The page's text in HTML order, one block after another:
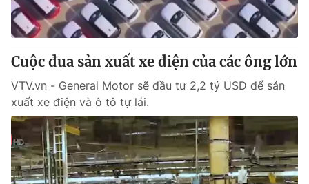
Cuộc đua sản xuất xe điện của các ông lớn
VTV.vn - General Motor sẽ đầu tư 2,2 tỷ USD để sản
xuất xe điện và ô tô tự lái.